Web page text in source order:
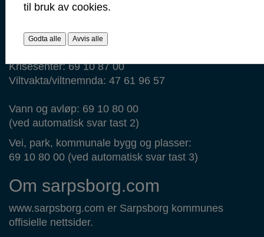
Veterinærvakt: 48 28 01 49
Mellom klokken 15.30-08.00, ring:
Krisesenter: 69 10 87 00
Viltvakta/viltnemnda: 47 61 96 57
Vann og avløp: 69 10 80 00
(ved automatisk svar tast 2)
Vei, park, kommunale bygg og plasser:
69 10 80 00 (ved automatisk svar tast 3)
Om sarpsborg.com
www.sarpsborg.com er Sarpsborg kommunes
offisielle nettsider.
til bruk av cookies.
Godta alle Avvis alle